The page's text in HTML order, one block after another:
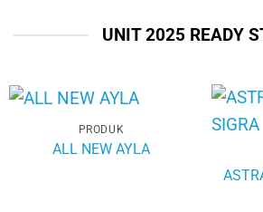
UNIT 2025 READY
PRODUK
ALL NEW AYLA